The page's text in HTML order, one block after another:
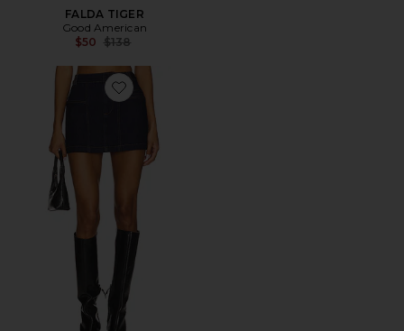
FALDA TIGER
Good American
$50 Previous price:
$138
Favorite FALDA ANJA